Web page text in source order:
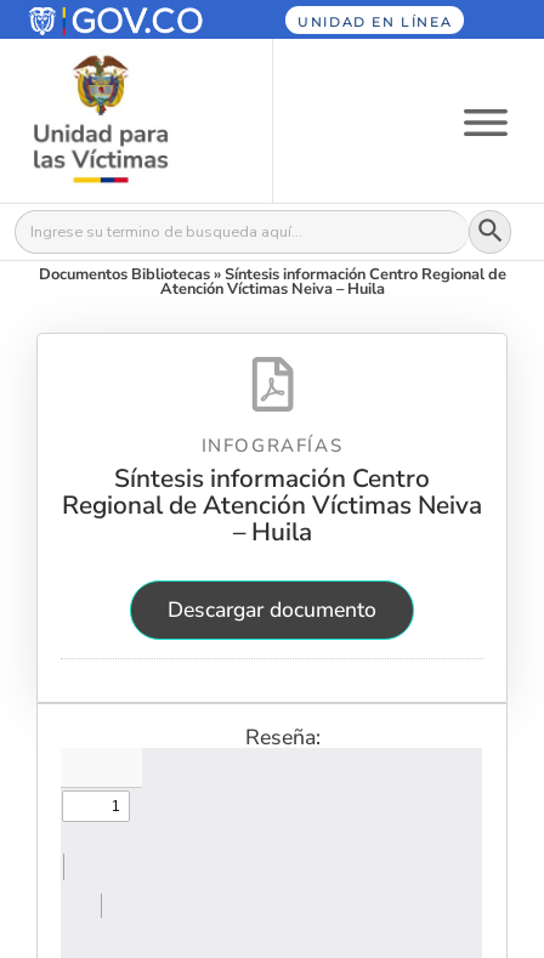
UNIDAD EN LÍNEA
Buscar: Botón
Documentos Bibliotecas»Síntesis información Centro Regional de
Atención Víctimas Neiva – Huila
INFOGRAFÍAS
Síntesis información Centro
Regional de Atención Víctimas Neiva
– Huila
Descargar documento
Reseña: